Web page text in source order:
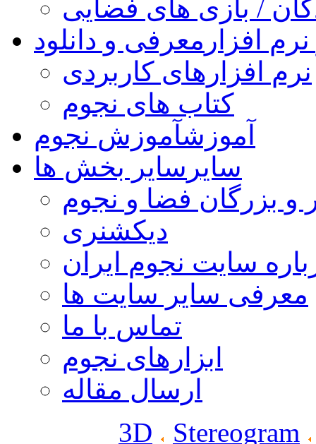
/ بازی های فضایی
افزار معرفی و دانلود
نرم افزارهای کاربردی
کتاب های نجوم
آموزشآموزش نجوم
سایر سایر بخش ها
و بزرگان فضا و نجوم
دیکشنری
سایت نجوم ایران
معرفی سایر سایت ها
تماس با ما
ابزارهای نجوم
ارسال مقاله
3D
Stereogram